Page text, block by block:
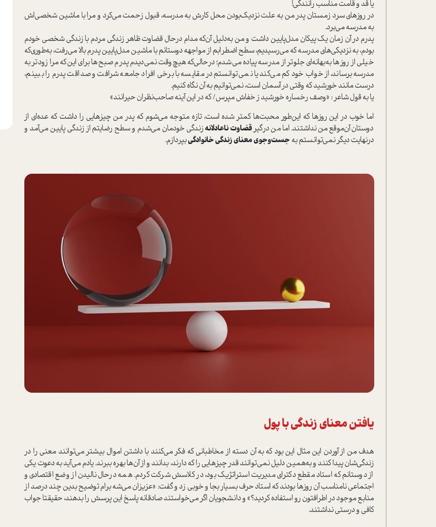
یا قد و قامت مناسب رانندگی!
در روزهای سرد زمستان پدر من به علت نزدیک‌بودن محل کارش به مدرسه، قبول زحمت می‌کرد و مرا با ماشین شخصی‌اش
به مدرسه می‌برد.
پدرم در آن زمان یک پیکان مدل‌پایین داشت و من به‌دلیل آن‌که مدام در‌حال قضاوت ظاهر زندگی مردم با زندگی شخصی خودم
بودم، به نزدیکی‌های مدرسه که می‌رسیدیم، سطح اضطرابم از مواجهه دوستانم با ماشین مدل‌پایین پدرم بالا می‌رفت، به‌طوری‌که
خیلی از روزها به‌بهانه‌اي جلوتر از مدرسه پیاده می‌شدم؛ در‌حالی‌که هیچ‌وقت نمی‌دیدم پدرم صبح‌ها برای این‌که مرا زودتر به
مدرسه برساند، از خواب خود کم می‌کند یا نمي‌توانستم در مقایسه با برخی افراد جامعه شرافت و صداقت پدرم را ببینم،
درست مانند خورشید که وقتی در آسمان ا‌ست، نمی‌توانیم به آن نگاه کنیم.
یا به قول شاعر : «وصف رخساره خورشید ز خفاش مپرس/ که در این آینه صاحب‌نظران حیرانند»
اما خوب در این روزها که این‌طور محبت‌ها کمتر شده ا‌ست، تازه متوجه می‌شوم که پدر من چیزهایی را داشت که عده‌ای از
دوستان آن‌موقع من نداشتند. اما من درگیرقضاوت ناعادلانهزندگی خودمان می‌شدم و سطح رضایتم از زندگی پایین می‌آمد و
در‌نهایت دیگر نمی‌توانستم به جست‌وجوی معنای زندگی خانوادگیبپردازم.
یافتن معنای زندگی با پول
هدف من از آوردن این مثال این بود که به آن دسته از مخاطبانی که فکر می‌کنند با داشتن اموال بیشتر می‌توانند معنی را در
زندگی‌شان پیدا کنند و به‌همین دلیل نمی‌توانند قدر چیزهایی را که دارند‌، بدانند و از آن‌ها بهره ببرند. یادم می‌آید به دعوت یکی
از دوستانم که ا‌ستاد مقطع دکترای مدیریت ا‌ستراتژیک بود، در کلاسش شرکت کردم. همه در‌حال نالیدن از وضع اقتصادی و
اجتماعی نامناسب آن روزها بودند که ا‌ستاد حرف بسیار بجا و خوبی زد و گفت‌: «عزیزان می‌شه برام توضیح بدین چند درصد از
منابع موجود در اطرافتون رو ا‌ستفاده کردید؟» و دانشجویان اگر می‌خوا‌ستند صادقانه پاسخ این پرسش را بدهند، حقیقتا جواب
کافی و درستی نداشتند.